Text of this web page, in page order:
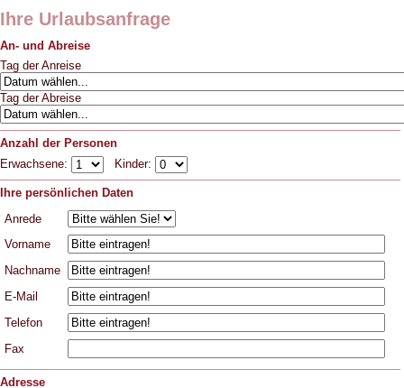
Ihre Urlaubsanfrage
An- und Abreise
Tag der Anreise
Tag der Abreise
Anzahl der Personen
Erwachsene:
Kinder:
Ihre persönlichen Daten
Anrede
Vorname
Nachname
E-Mail
Telefon
Fax
Adresse